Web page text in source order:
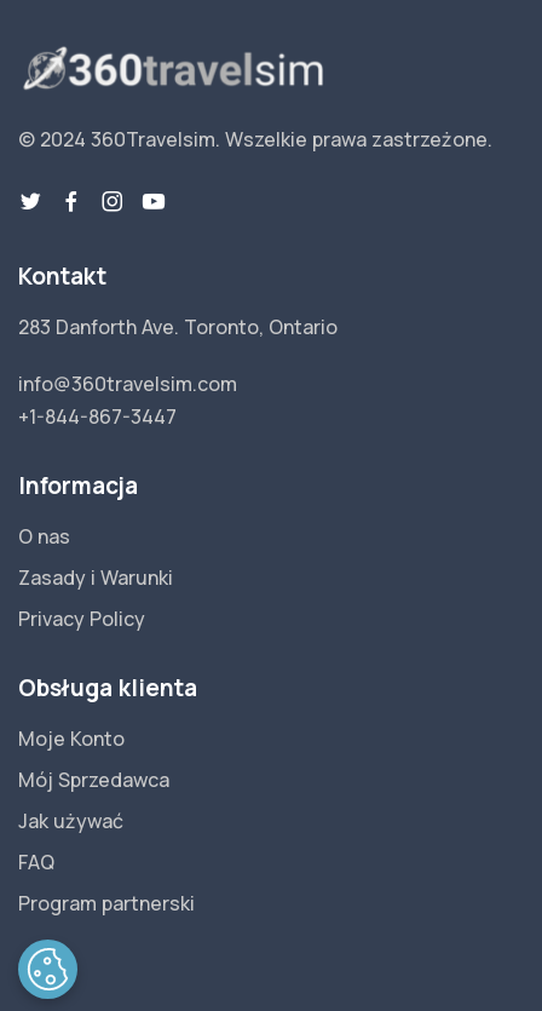
© 2024 360Travelsim. Wszelkie prawa zastrzeżone.
Kontakt
283 Danforth Ave. Toronto, Ontario
info@360travelsim.com
+1-844-867-3447
Informacja
O nas
Zasady i Warunki
Privacy Policy
Obsługa klienta
Moje Konto
Mój Sprzedawca
Jak używać
FAQ
Program partnerski